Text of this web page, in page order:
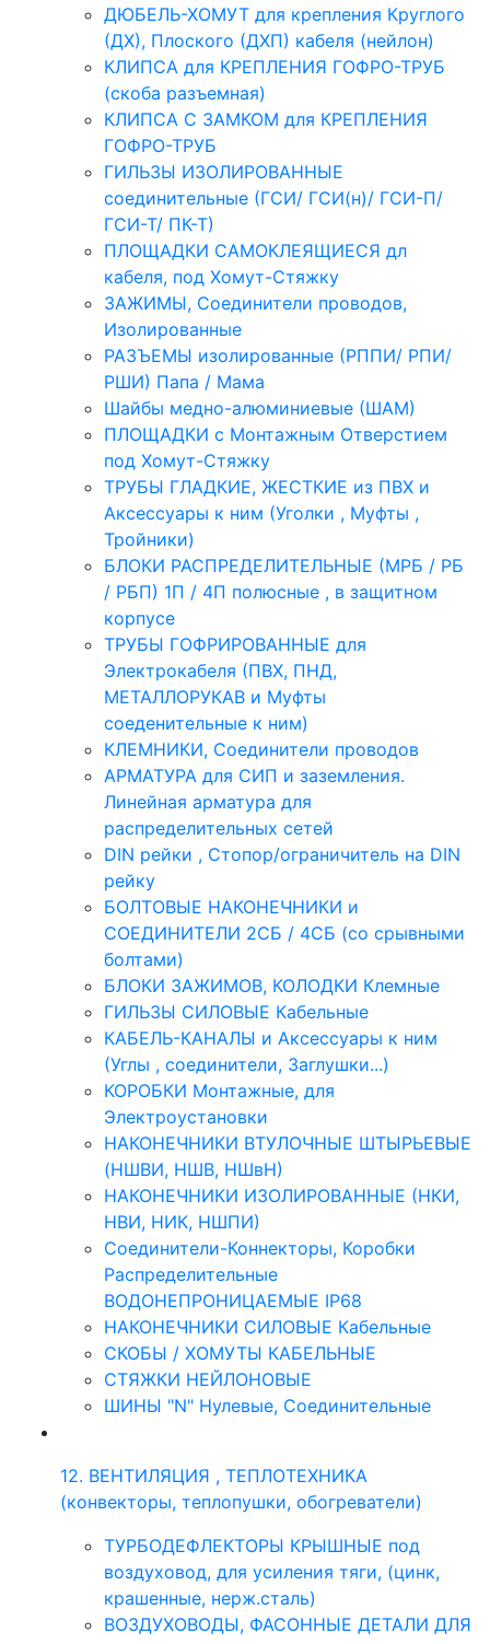
ДЮБЕЛЬ-ХОМУТ для крепления Круглого
(ДХ), Плоского (ДХП) кабеля (нейлон)
КЛИПСА для КРЕПЛЕНИЯ ГОФРО-ТРУБ
(скоба разъемная)
КЛИПСА С ЗАМКОМ для КРЕПЛЕНИЯ
ГОФРО-ТРУБ
ГИЛЬЗЫ ИЗОЛИРОВАННЫЕ
соединительные (ГСИ/ ГСИ(н)/ ГСИ-П/
ГСИ-Т/ ПК-Т)
ПЛОЩАДКИ САМОКЛЕЯЩИЕСЯ дл
кабеля, под Хомут-Стяжку
ЗАЖИМЫ, Соединители проводов,
Изолированные
РАЗЪЕМЫ изолированные (РППИ/ РПИ/
РШИ) Папа / Мама
Шайбы медно-алюминиевые (ШАМ)
ПЛОЩАДКИ с Монтажным Отверстием
под Хомут-Стяжку
ТРУБЫ ГЛАДКИЕ, ЖЕСТКИЕ из ПВХ и
Аксессуары к ним (Уголки , Муфты ,
Тройники)
БЛОКИ РАСПРЕДЕЛИТЕЛЬНЫЕ (МРБ / РБ
/ РБП) 1П / 4П полюсные , в защитном
корпусе
ТРУБЫ ГОФРИРОВАННЫЕ для
Электрокабеля (ПВХ, ПНД,
МЕТАЛЛОРУКАВ и Муфты
соеденительные к ним)
КЛЕМНИКИ, Соединители проводов
АРМАТУРА для СИП и заземления.
Линейная арматура для
распределительных сетей
DIN рейки , Стопор/ограничитель на DIN
рейку
БОЛТОВЫЕ НАКОНЕЧНИКИ и
СОЕДИНИТЕЛИ 2СБ / 4СБ (со срывными
болтами)
БЛОКИ ЗАЖИМОВ, КОЛОДКИ Клемные
ГИЛЬЗЫ СИЛОВЫЕ Кабельные
КАБЕЛЬ-КАНАЛЫ и Аксессуары к ним
(Углы , соединители, Заглушки...)
КОРОБКИ Монтажные, для
Электроустановки
НАКОНЕЧНИКИ ВТУЛОЧНЫЕ ШТЫРЬЕВЫЕ
(НШВИ, НШВ, НШвН)
НАКОНЕЧНИКИ ИЗОЛИРОВАННЫЕ (НКИ,
НВИ, НИК, НШПИ)
Соединители-Коннекторы, Коробки
Распределительные
ВОДОНЕПРОНИЦАЕМЫЕ IP68
НАКОНЕЧНИКИ СИЛОВЫЕ Кабельные
СКОБЫ / ХОМУТЫ КАБЕЛЬНЫЕ
СТЯЖКИ НЕЙЛОНОВЫЕ
ШИНЫ "N" Нулевые, Соединительные
12. ВЕНТИЛЯЦИЯ , ТЕПЛОТЕХНИКА
(конвекторы, теплопушки, обогреватели)
ТУРБОДЕФЛЕКТОРЫ КРЫШНЫЕ под
воздуховод, для усиления тяги, (цинк,
крашенные, нерж.сталь)
ВОЗДУХОВОДЫ, ФАСОННЫЕ ДЕТАЛИ ДЛЯ